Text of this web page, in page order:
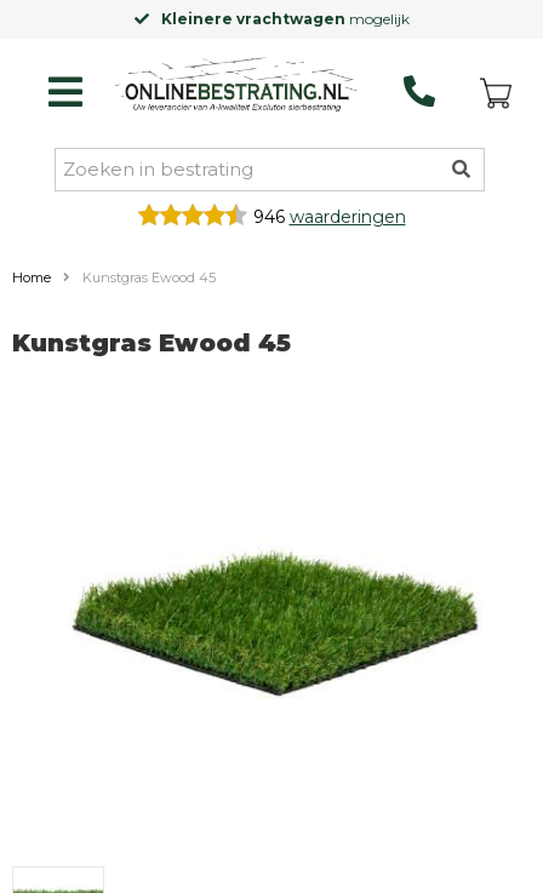
Kleinere vrachtwagen mogelijk
946 waarderingen
Home Kunstgras Ewood 45
Kunstgras Ewood 45